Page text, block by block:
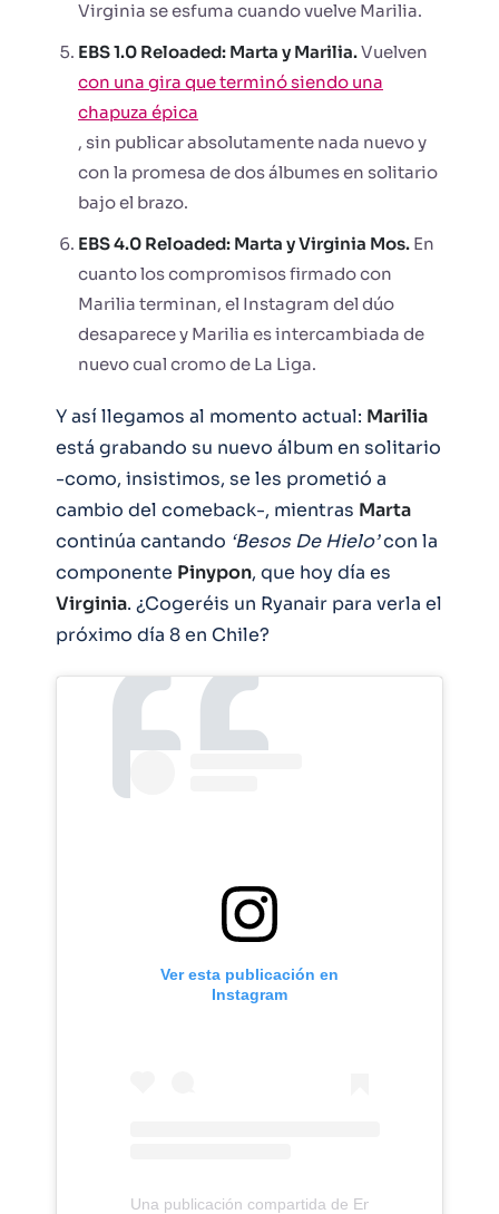
Virginia se esfuma cuando vuelve Marilia.
EBS 1.0 Reloaded: Marta y Marilia.Vuelven
con una gira que terminó siendo una
chapuza épica
, sin publicar absolutamente nada nuevo y
con la promesa de dos álbumes en solitario
bajo el brazo.
EBS 4.0 Reloaded: Marta y Virginia Mos. En
cuanto los compromisos firmado con
Marilia terminan, el Instagram del dúo
desaparece y Marilia es intercambiada de
nuevo cual cromo de La Liga.
Y así llegamos al momento actual: Marilia
está grabando su nuevo álbum en solitario
-como, insistimos, se les prometió a
cambio del comeback-, mientras Marta
continúa cantando ‘Besos De Hielo’con la
componente Pinypon, que hoy día es
Virginia. ¿Cogeréis un Ryanair para verla el
próximo día 8 en Chile?
Ver esta publicación en
Instagram
Una publicación compartida de Enjoy Coquimbo